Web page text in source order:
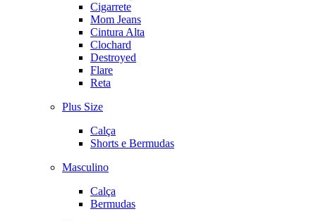
Cigarrete
Mom Jeans
Cintura Alta
Clochard
Destroyed
Flare
Reta
Plus Size
Calça
Shorts e Bermudas
Masculino
Calça
Bermudas